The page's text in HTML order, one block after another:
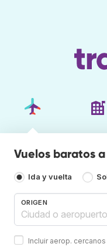
Vuelos baratos
Ida y vuelta
ORIGEN
Incluir aerop. cercanos